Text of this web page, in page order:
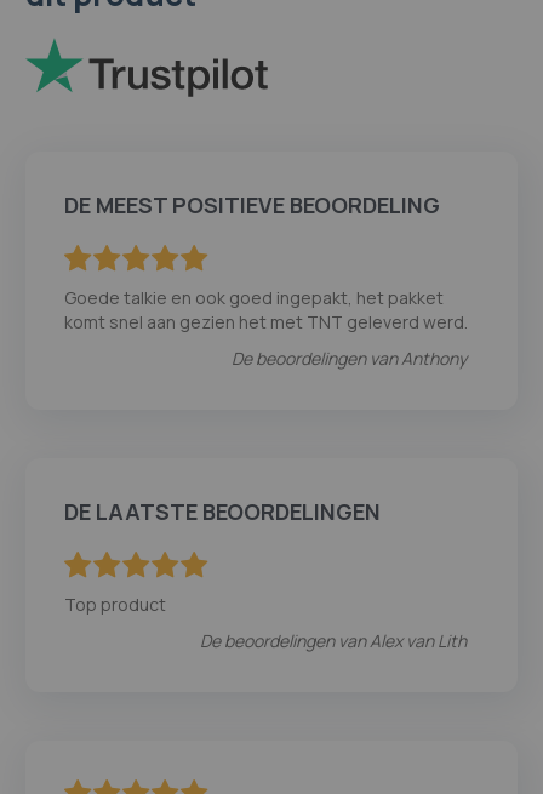
DE MEEST POSITIEVE BEOORDELING
Goede talkie en ook goed ingepakt, het pakket
komt snel aan gezien het met TNT geleverd werd.
De beoordelingen vanAnthony
DE LAATSTE BEOORDELINGEN
Top product
De beoordelingen vanAlex van Lith